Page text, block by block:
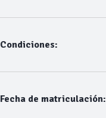
Condiciones:
Fecha de matriculación: